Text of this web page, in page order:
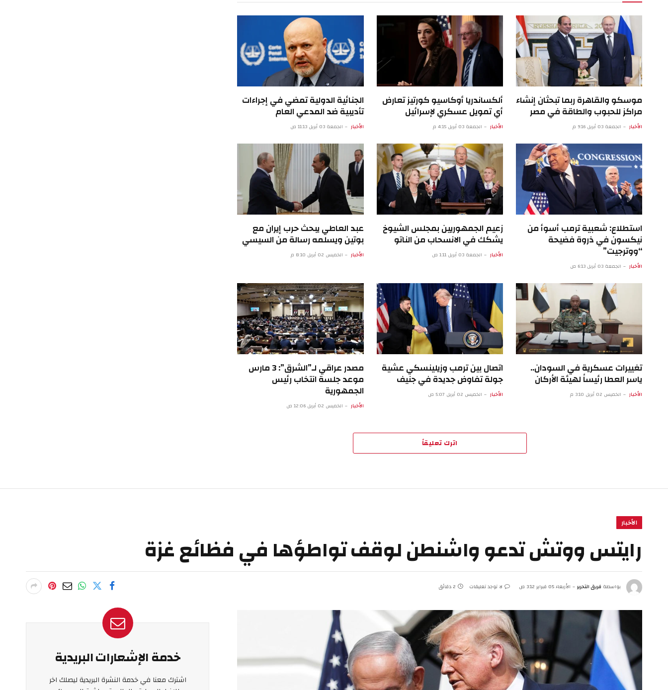
موسكو والقاهرة ربما تبحثان إنشاء
مراكز للحبوب والطاقة في مصر
الأخبار الجمعة 03 أبريل 9:16 م
ألكساندريا أوكاسيو كورتيز تعارض
أي تمويل عسكري لإسرائيل
الأخبار الجمعة 03 أبريل 4:15 م
الجنائية الدولية تمضي في إجراءات
تأديبية ضد المدعي العام
الأخبار الجمعة 03 أبريل 11:13 ص
استطلاع: شعبية ترمب أسوأ من
نيكسون في ذروة فضيحة
“ووترجيت”
الأخبار الجمعة 03 أبريل 6:13 ص
زعيم الجمهوريين بمجلس الشيوخ
يشكك في الانسحاب من الناتو
الأخبار الجمعة 03 أبريل 1:11 ص
عبد العاطي يبحث حرب إيران مع
بوتين ويسلمه رسالة من السيسي
الأخبار الخميس 02 أبريل 8:10 م
تغييرات عسكرية في السودان..
ياسر العطا رئيساً لهيئة الأركان
الأخبار الخميس 02 أبريل 3:10 م
اتصال بين ترمب وزيلينسكي عشية
جولة تفاوض جديدة في جنيف
الأخبار الخميس 02 أبريل 5:07 ص
مصدر عراقي لـ”الشرق”: 3 مارس
موعد جلسة انتخاب رئيس
الجمهورية
الأخبار الخميس 02 أبريل 12:06 ص
اترك تعليقاً
الأخبار
رايتس ووتش تدعو واشنطن لوقف تواطؤها في فظائع غزة
بواسطة فريق التحرير الأربعاء 05 فبراير 3:12 ص لا توجد تعليقات 2 دقائق
خدمة الإشعارات البريدية
اشترك معنا في خدمة النشرة البريدية ليصلك اخر